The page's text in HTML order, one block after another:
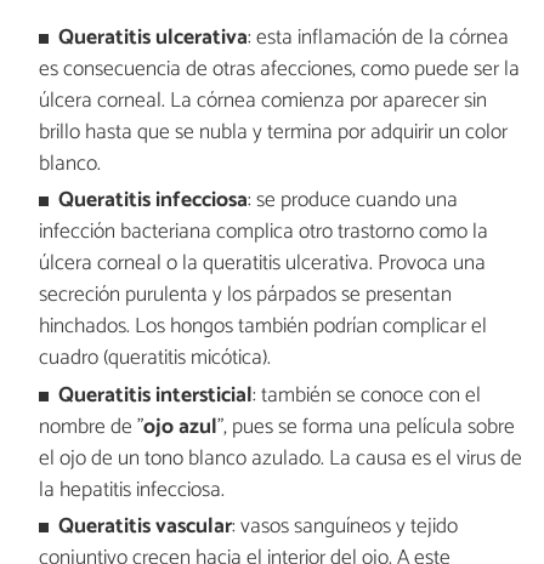
Queratitis ulcerativa: esta inflamación de la córnea
es consecuencia de otras afecciones, como puede ser la
úlcera corneal. La córnea comienza por aparecer sin
brillo hasta que se nubla y termina por adquirir un color
blanco.
Queratitis infecciosa: se produce cuando una
infección bacteriana complica otro trastorno como la
úlcera corneal o la queratitis ulcerativa. Provoca una
secreción purulenta y los párpados se presentan
hinchados. Los hongos también podrían complicar el
cuadro (queratitis micótica).
Queratitis intersticial: también se conoce con el
nombre de "ojo azul", pues se forma una película sobre
el ojo de un tono blanco azulado. La causa es el virus de
la hepatitis infecciosa.
Queratitis vascular: vasos sanguíneos y tejido